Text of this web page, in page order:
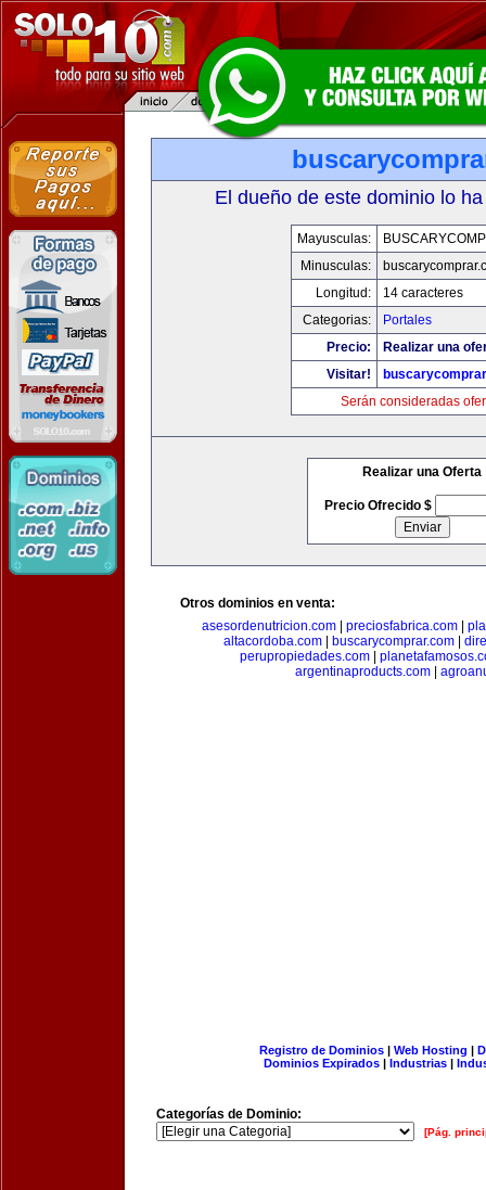
El dueño de este dominio lo
Mayusculas:
Minusculas:
Longitud:
14 caracteres
Categorias:
Portales
Precio:
Realizar una
Visitar!
Serán consideradas
Realizar una Oferta
Precio Ofrecido $
Otros dominios en venta:
asesordenutricion.com
preciosfabrica.com
altacordoba.com
buscarycomprar.com
perupropiedades.com
argentinaproducts.com|
Registro de Dominios| Web Hosting |
Dominios Expirados | Industrias |
Categorías de Dominio:
[Pág.